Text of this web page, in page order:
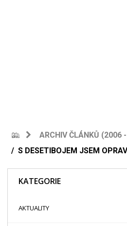
ARCHIV ČLÁNKŮ (2006
S DESETIBOJEM JSEM
KATEGORIE
AKTUALITY